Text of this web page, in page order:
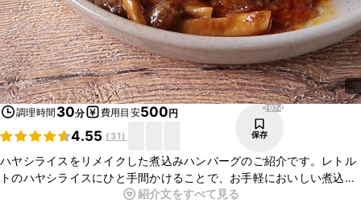
調理時間 30分 費用目安500円
4.55 ( 31)
2974
保存
ハヤシライスをリメイクした煮込みハンバーグのご紹介です。レトル
トのハヤシライスにひと手間かけることで、お手軽においしい煮込み
ハンバーグがお作りいただけますよ。使う調味料が少なくなり料理初
紹介文をすべて見る